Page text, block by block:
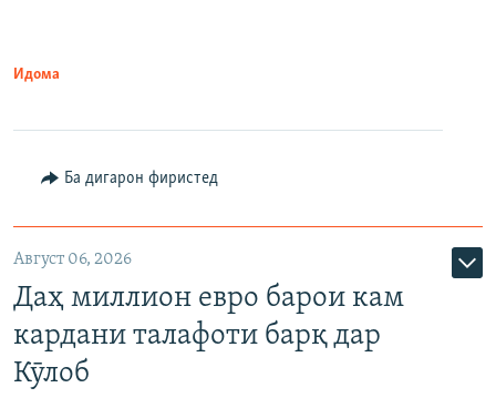
Идома
Ба дигарон фиристед
Август 06, 2026
Даҳ миллион евро барои кам
кардани талафоти барқ дар
Кӯлоб